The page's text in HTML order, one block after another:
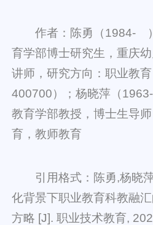
作者：陈勇（1984-
育学部博士研究生，重庆
讲师，研究方向：职业教
400700）；杨晓萍（
教育学部教授，博士生导
育，教师教育
引用格式：陈勇,杨晓
化背景下职业教育科教融
方略 [J]. 职业技术教育,